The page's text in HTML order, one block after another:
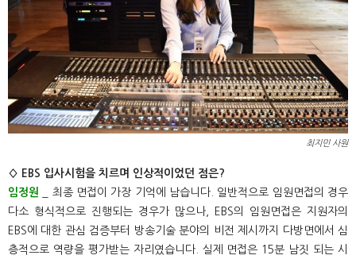
최지민 사원
◊ EBS 입사시험을 치르며 인상적이었던 점은?
임정원 _ 최종 면접이 가장 기억에 남습니다. 일반적으로 임원면접의 경우
다소 형식적으로 진행되는 경우가 많으나, EBS의 임원면접은 지원자의
EBS에 대한 관심 검증부터 방송기술 분야의 비전 제시까지 다방면에서 심
층적으로 역량을 평가받는 자리였습니다. 실제 면접은 15분 남짓 되는 시